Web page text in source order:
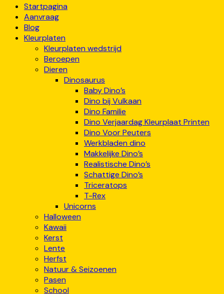
Startpagina
Aanvraag
Blog
Kleurplaten
Kleurplaten wedstrijd
Beroepen
Dieren
Dinosaurus
Baby Dino’s
Dino bij Vulkaan
Dino Familie
Dino Verjaardag Kleurplaat Printen
Dino Voor Peuters
Werkbladen dino
Makkelijke Dino’s
Realistische Dino’s
Schattige Dino’s
Triceratops
T-Rex
Unicorns
Halloween
Kawaii
Kerst
Lente
Herfst
Natuur & Seizoenen
Pasen
School